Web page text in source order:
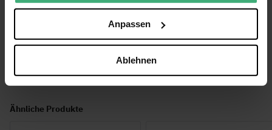
Anpassen
Ablehnen
Bewertung abschicken
Ähnliche Produkte